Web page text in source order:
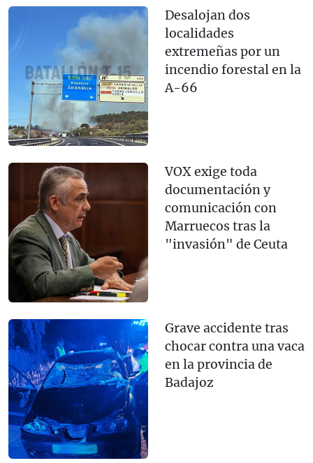
Desalojan dos
localidades
extremeñas por un
incendio forestal en la
A-66
VOX exige toda
documentación y
comunicación con
Marruecos tras la
"invasión" de Ceuta
Grave accidente tras
chocar contra una vaca
en la provincia de
Badajoz